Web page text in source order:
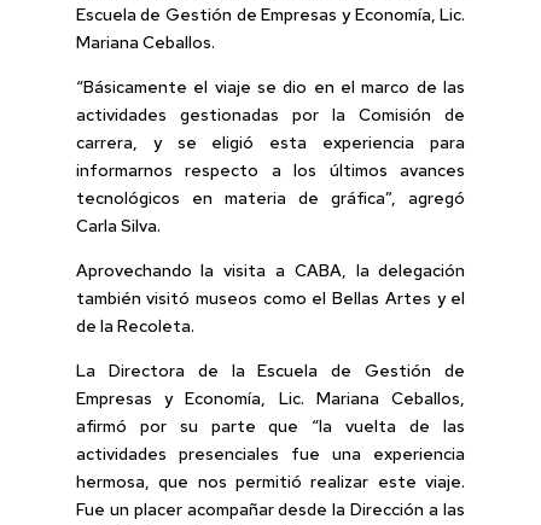
Escuela de Gestión de Empresas y Economía, Lic.
Mariana Ceballos.
“Básicamente el viaje se dio en el marco de las
actividades gestionadas por la Comisión de
carrera, y se eligió esta experiencia para
informarnos respecto a los últimos avances
tecnológicos en materia de gráfica”, agregó
Carla Silva.
Aprovechando la visita a CABA, la delegación
también visitó museos como el Bellas Artes y el
de la Recoleta.
La Directora de la Escuela de Gestión de
Empresas y Economía, Lic. Mariana Ceballos,
afirmó por su parte que “la vuelta de las
actividades presenciales fue una experiencia
hermosa, que nos permitió realizar este viaje.
Fue un placer acompañar desde la Dirección a las